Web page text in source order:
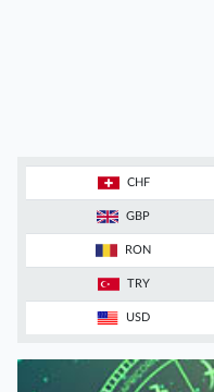
CHF
GBP
RON
TRY
USD